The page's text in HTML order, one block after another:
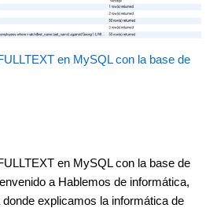
en MySQL con la base de
en MySQL con la base de
a Hablemos de informática,
explicamos la informática de